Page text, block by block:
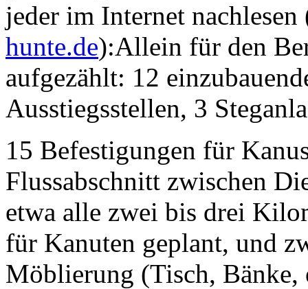
jeder im Internet nachlesen
hunte.de):Allein für den
aufgezählt: 12
Ausstiegsstellen, 3
15 Befestigungen für
Flussabschnitt zwischen
etwa alle zwei bis drei
für Kanuten geplant, und
Möblierung (Tisch, Bänke,